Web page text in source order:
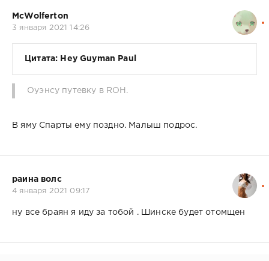
McWolferton
3 января 2021 14:26
Цитата: Hey Guyman Paul
Оуэнсу путевку в ROH.
В яму Спарты ему поздно. Малыш подрос.
раина волс
4 января 2021 09:17
ну все браян я иду за тобой . Шинске будет отомщен